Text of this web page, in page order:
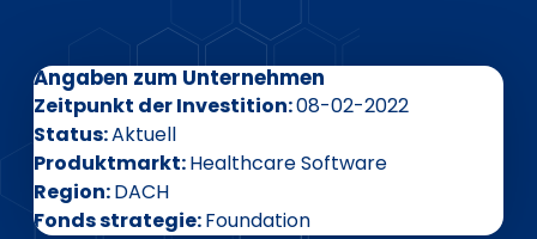
Investoren
ESG
Team
EN DE FR
Angaben zum Unternehmen
Zeitpunkt der Investition 08-02-2022
Status Aktuell
Produktmarkt Healthcare Software
Region DACH
Fonds strategie Foundation